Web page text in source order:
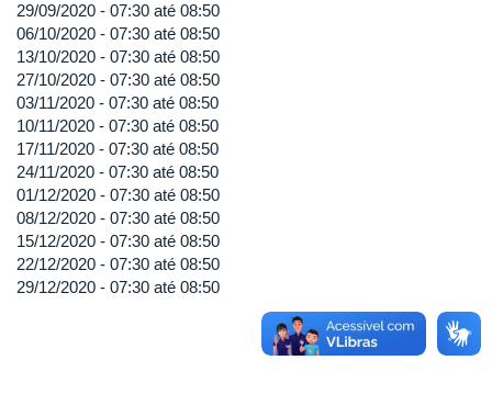
29/09/2020 - 07:30 até 08:50
06/10/2020 - 07:30 até 08:50
13/10/2020 - 07:30 até 08:50
27/10/2020 - 07:30 até 08:50
03/11/2020 - 07:30 até 08:50
10/11/2020 - 07:30 até 08:50
17/11/2020 - 07:30 até 08:50
24/11/2020 - 07:30 até 08:50
01/12/2020 - 07:30 até 08:50
08/12/2020 - 07:30 até 08:50
15/12/2020 - 07:30 até 08:50
22/12/2020 - 07:30 até 08:50
29/12/2020 - 07:30 até 08:50